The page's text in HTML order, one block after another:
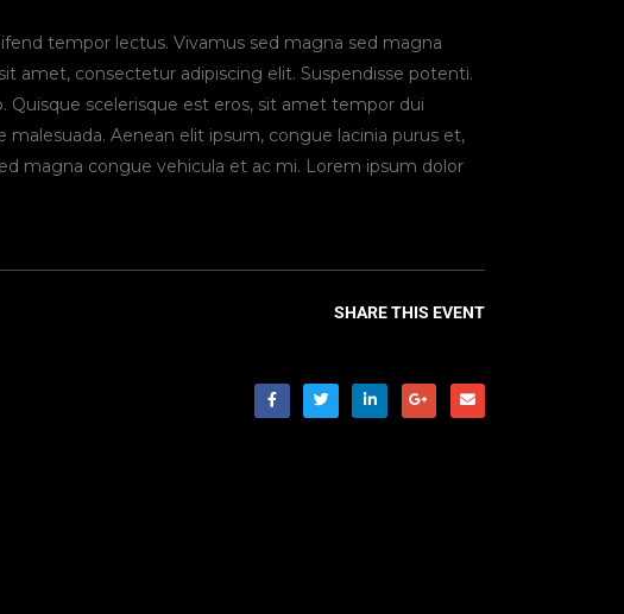
tempor lectus. Vivamus sed magna sed magna
amet, consectetur adipiscing elit. Suspendisse potenti.
Quisque scelerisque est eros, sit amet tempor dui
Aenean elit ipsum, congue lacinia purus et,
magna congue vehicula et ac mi. Lorem ipsum dolor
SHARE THIS EVENT